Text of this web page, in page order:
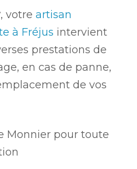
, votre artisan
à Fréjus intervient
prestations de
en cas de panne,
de vos
Monnier pour toute